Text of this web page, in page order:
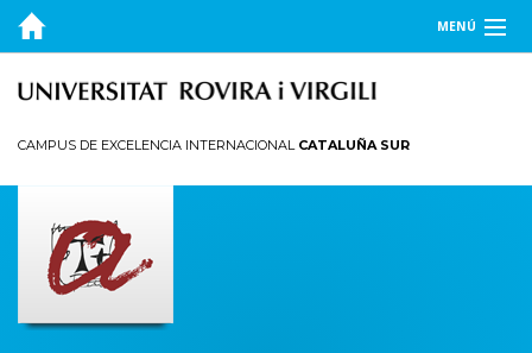
MENÚ
EL DEPARTAMENTO
INVESTIGACIÓN
PUBLICACIONES
TRANSFERENCIA
CAMPUS DE EXCELENCIA INTERNACIONAL CATALUÑA SUR